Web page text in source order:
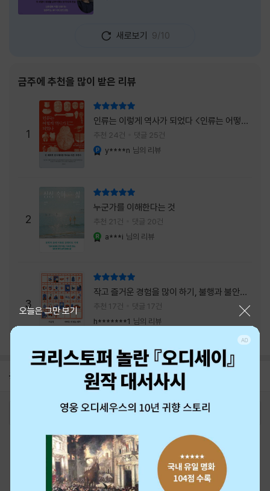
그 선택이 정말 잘한 일이었다. 첫 장부터 평범
하지 않았다. 사라진 누군가에게 보내는 메일로
흔적을 따라 낯선 나라를 여행하게 된다는 설정
이 무더운 여름을 벗어나는 피서처럼 흥미롭기
만 하다. 처음에는 단순한 추적 이야기인 줄 알
았는데, 읽을수록 전혀 다른 방향으로 흘러간
다. '왜 이런 일이 벌어졌을까?', '이 사람이 정
말 믿어도
새로보기 9/10
금주에 추천을 많이 받은 리뷰
1
인류는 이렇게 역사가 되었다 <인류는 어떻게
역사가 되었나>
추천 24건 댓글 25건
y****n 님의 리뷰
2
누군가를 이해한다는 것
추천 21건 댓글 20건
a***i 님의 리뷰
3
작고 즐거운 경험을 많이 하기, 불행과 불안을
회피하지 말기, 그리고 좋은 사람을 많이 만나
기.
추천 17건
댓글 17건
h*******1 님의 리뷰
공지 26년 NBCI 수상 안내
2026-08-01
오늘은 그만 보기
로그인 최근 본 상품 주문/배송
고객센터 1544-3800 티켓 1544-6399
중고샵 1566-4295
eBook 1:1문의/채팅상담
예스이십사(주) 사업자 정보
이용약관
개인정보처리방침 청소년보호정책